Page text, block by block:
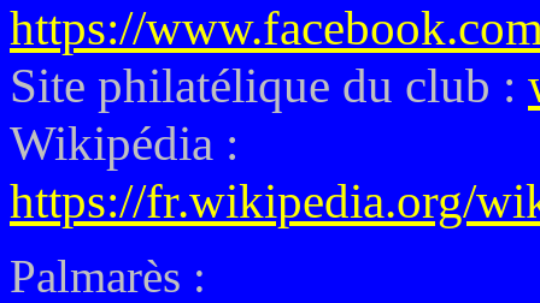
https://
Site philatélique du club :
Wikipédia :
https://fr.wikipedia.org/
Palmarès :